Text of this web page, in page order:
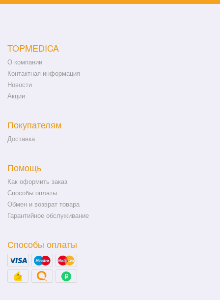
TOPMEDICA
О компании
Контактная информация
Новости
Акции
Покупателям
Доставка
Помощь
Как оформить заказ
Способы оплаты
Обмен и возврат товара
Гарантийное обслуживание
Способы оплаты